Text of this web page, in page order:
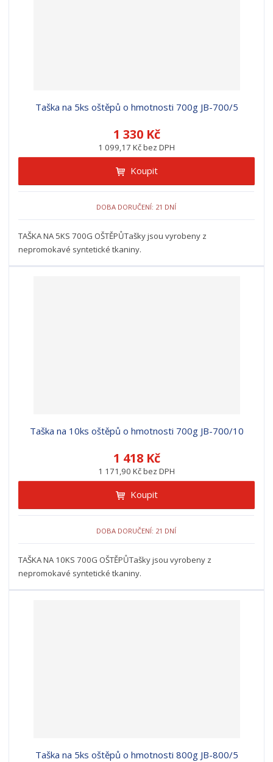
Taška na 5ks oštěpů o hmotnosti 700g JB-700/5
1 330 Kč
1 099,17 Kč bez DPH
Koupit
DOBA DORUČENÍ: 21 DNÍ
TAŠKA NA 5KS 700G OŠTĚPŮTašky jsou vyrobeny z
nepromokavé syntetické tkaniny.
Taška na 10ks oštěpů o hmotnosti 700g JB-700/10
1 418 Kč
1 171,90 Kč bez DPH
Koupit
DOBA DORUČENÍ: 21 DNÍ
TAŠKA NA 10KS 700G OŠTĚPŮTašky jsou vyrobeny z
nepromokavé syntetické tkaniny.
Taška na 5ks oštěpů o hmotnosti 800g JB-800/5